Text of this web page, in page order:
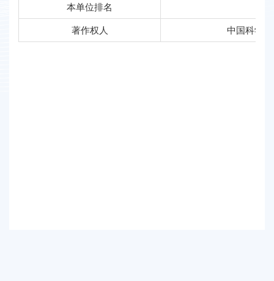
本单位排名
著作权人
中国科学